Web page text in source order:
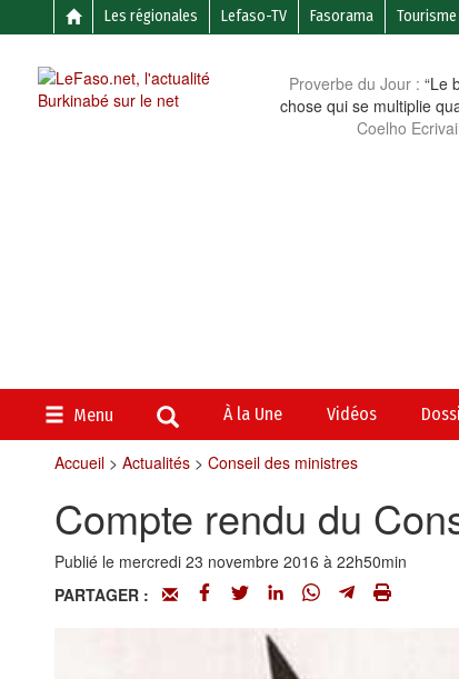
Les régionales Lefaso-TV Fasorama Tourisme
Proverbe du Jour : “Le
chose qui se multiplie
Coelho
Menu À la Une Vidéos
Accueil> Actualités> Conseil des ministres
Compte rendu du
Publié le mercredi 23 novembre 2016 à 22h50min
PARTAGER :